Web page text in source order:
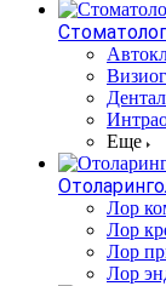
Еще
Лор
Лор
Лор
Лор